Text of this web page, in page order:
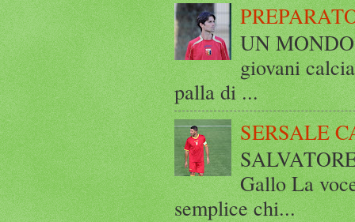
UN
giovani
palla di ...
SERSALE
Gallo La
semplice chi...